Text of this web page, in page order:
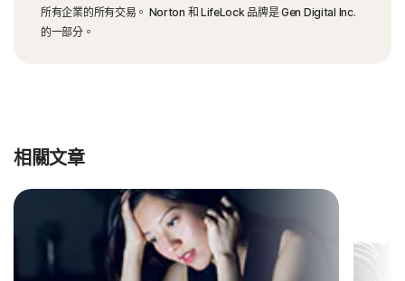
所有企業的所有交易。 Norton 和 LifeLock 品牌是 Gen Digital Inc.
的一部分。
相關文章